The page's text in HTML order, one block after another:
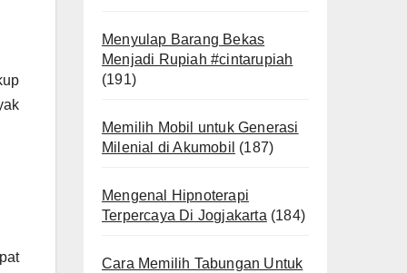
Menyulap Barang Bekas
Menjadi Rupiah #cintarupiah
(191)
Memilih Mobil untuk Generasi
Milenial di Akumobil (187)
Mengenal Hipnoterapi
Terpercaya Di Jogjakarta (184)
Cara Memilih Tabungan Untuk